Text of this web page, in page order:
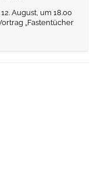
August, um 18.00
„Fastentücher